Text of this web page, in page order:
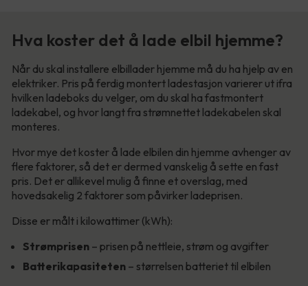
Hva koster det å lade elbil hjemme?
Når du skal installere elbillader hjemme må du ha hjelp av en
elektriker. Pris på ferdig montert ladestasjon varierer ut ifra
hvilken ladeboks du velger, om du skal ha fastmontert
ladekabel, og hvor langt fra strømnettet ladekabelen skal
monteres.
Hvor mye det koster å lade elbilen din hjemme avhenger av
flere faktorer, så det er dermed vanskelig å sette en fast
pris. Det er allikevel mulig å finne et overslag, med
hovedsakelig 2 faktorer som påvirker ladeprisen.
Disse er målt i kilowattimer (kWh):
Strømprisen – prisen på nettleie, strøm og avgifter
Batterikapasiteten – størrelsen batteriet til elbilen